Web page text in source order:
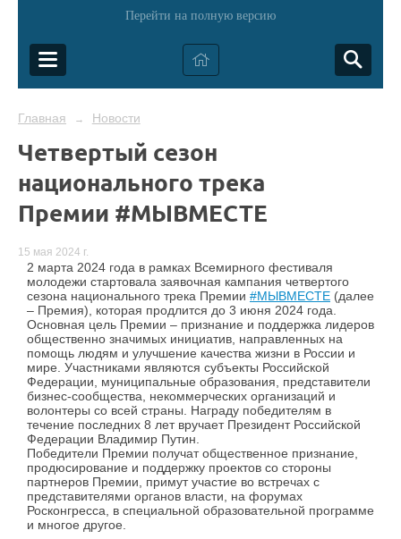
Перейти на полную версию
Главная → Новости
Четвертый сезон
национального трека
Премии #МЫВМЕСТЕ
15 мая 2024 г.
2 марта 2024 года в рамках Всемирного фестиваля
молодежи стартовала заявочная кампания четвертого
сезона национального трека Премии #МЫВМЕСТЕ (далее
– Премия), которая продлится до 3 июня 2024 года.
Основная цель Премии – признание и поддержка лидеров
общественно значимых инициатив, направленных на
помощь людям и улучшение качества жизни в России и
мире. Участниками являются субъекты Российской
Федерации, муниципальные образования, представители
бизнес-сообщества, некоммерческих организаций и
волонтеры со всей страны. Награду победителям в
течение последних 8 лет вручает Президент Российской
Федерации Владимир Путин.
Победители Премии получат общественное признание,
продюсирование и поддержку проектов со стороны
партнеров Премии, примут участие во встречах с
представителями органов власти, на форумах
Росконгресса, в специальной образовательной программе
и многое другое.